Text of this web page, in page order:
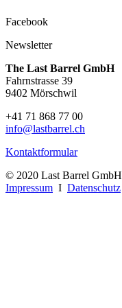
Facebook
Newsletter
The Last Barrel GmbH
Fahrnstrasse 39
9402 Mörschwil
+41 71 868 77 00
info@lastbarrel.ch
Kontaktformular
© 2020 Last Barrel GmbH
Impressum I Datenschutz